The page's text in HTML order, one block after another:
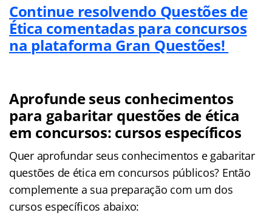
Continue resolvendo Questões de
Ética comentadas para concursos
na plataforma Gran Questões!
Aprofunde seus conhecimentos
para gabaritar questões de ética
em concursos: cursos específicos
Quer aprofundar seus conhecimentos e gabaritar
questões de ética em concursos públicos? Então
complemente a sua preparação com um dos
cursos específicos abaixo: